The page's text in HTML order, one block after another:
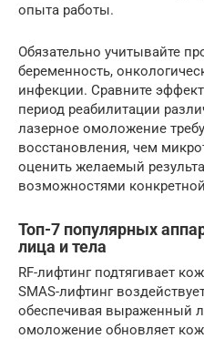
опыта работы.
Обязательно учитывайте
беременность,
инфекции. Сравните
период реабилитации
лазерное омоложение
восстановления, чем
оценить желаемый
возможностями
Топ-7 популярных
лица и тела
RF-лифтинг подтягивает
SMAS-лифтинг
обеспечивая выраженный
омоложение обновляет